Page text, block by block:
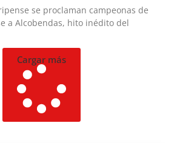
se proclaman campeonas de
a Alcobendas, hito inédito del
Cargar más